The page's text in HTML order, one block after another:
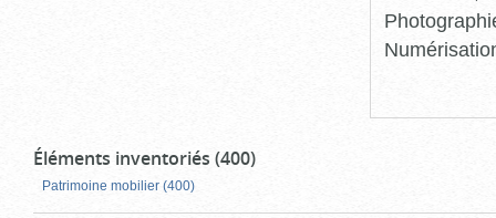
Éléments inventoriés (400)
Patrimoine mobilier (400)